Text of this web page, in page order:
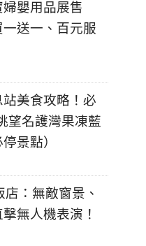
婦嬰用品展售
送一、百元服
站美食攻略！必
望名護灣果凍藍
景點）
店：無敵窗景、
無人機表演！